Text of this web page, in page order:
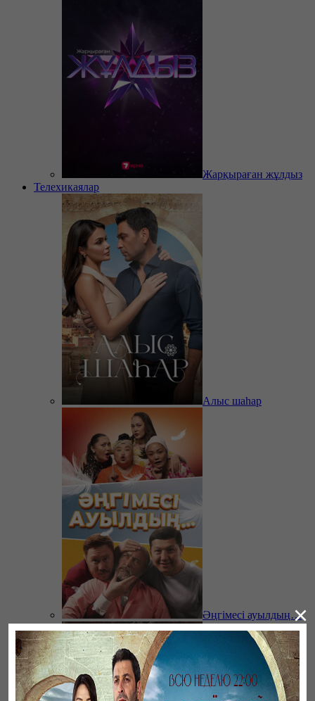
Жарқыраған жұлдыз
Телехикаялар
Алыс шаһар
Әңгімесі ауылдың…
×